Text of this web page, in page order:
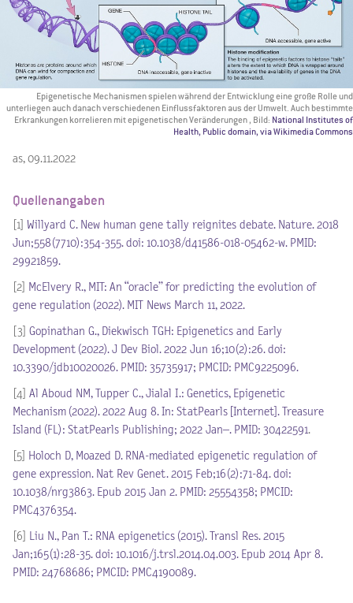
Epigenetische Mechanismen spielen während der Entwicklung eine große Rolle und
unterliegen auch danach verschiedenen Einflussfaktoren aus der Umwelt. Auch bestimmte
Erkrankungen korrelieren mit epigenetischen Veränderungen , Bild: National Institutes of
Health, Public domain, via Wikimedia Commons
as, 09.11.2022
Quellenangaben
[1] Willyard C. New human gene tally reignites debate. Nature. 2018
Jun;558(7710):354-355. doi: 10.1038/d41586-018-05462-w. PMID:
29921859.
[2]
McElvery R., MIT: An “oracle” for predicting the evolution of
gene regulation (2022). MIT News March 11, 2022.
[3] Gopinathan G., Diekwisch TGH: Epigenetics and Early
Development (2022). J Dev Biol. 2022 Jun 16;10(2):26. doi:
10.3390/jdb10020026. PMID: 35735917; PMCID: PMC9225096.
[4] Al Aboud NM, Tupper C., Jialal I.: Genetics, Epigenetic
Mechanism (2022). 2022 Aug 8. In: StatPearls [Internet]. Treasure
Island (FL): StatPearls Publishing; 2022 Jan–. PMID: 30422591.
[5]
Holoch D, Moazed D. RNA-mediated epigenetic regulation of
gene expression. Nat Rev Genet. 2015 Feb;16(2):71-84. doi:
10.1038/nrg3863. Epub 2015 Jan 2. PMID: 25554358; PMCID:
PMC4376354.
[6]
Liu N., Pan T.: RNA epigenetics (2015). Transl Res. 2015
Jan;165(1):28-35. doi: 10.1016/j.trsl.2014.04.003. Epub 2014 Apr 8.
PMID: 24768686; PMCID: PMC4190089.